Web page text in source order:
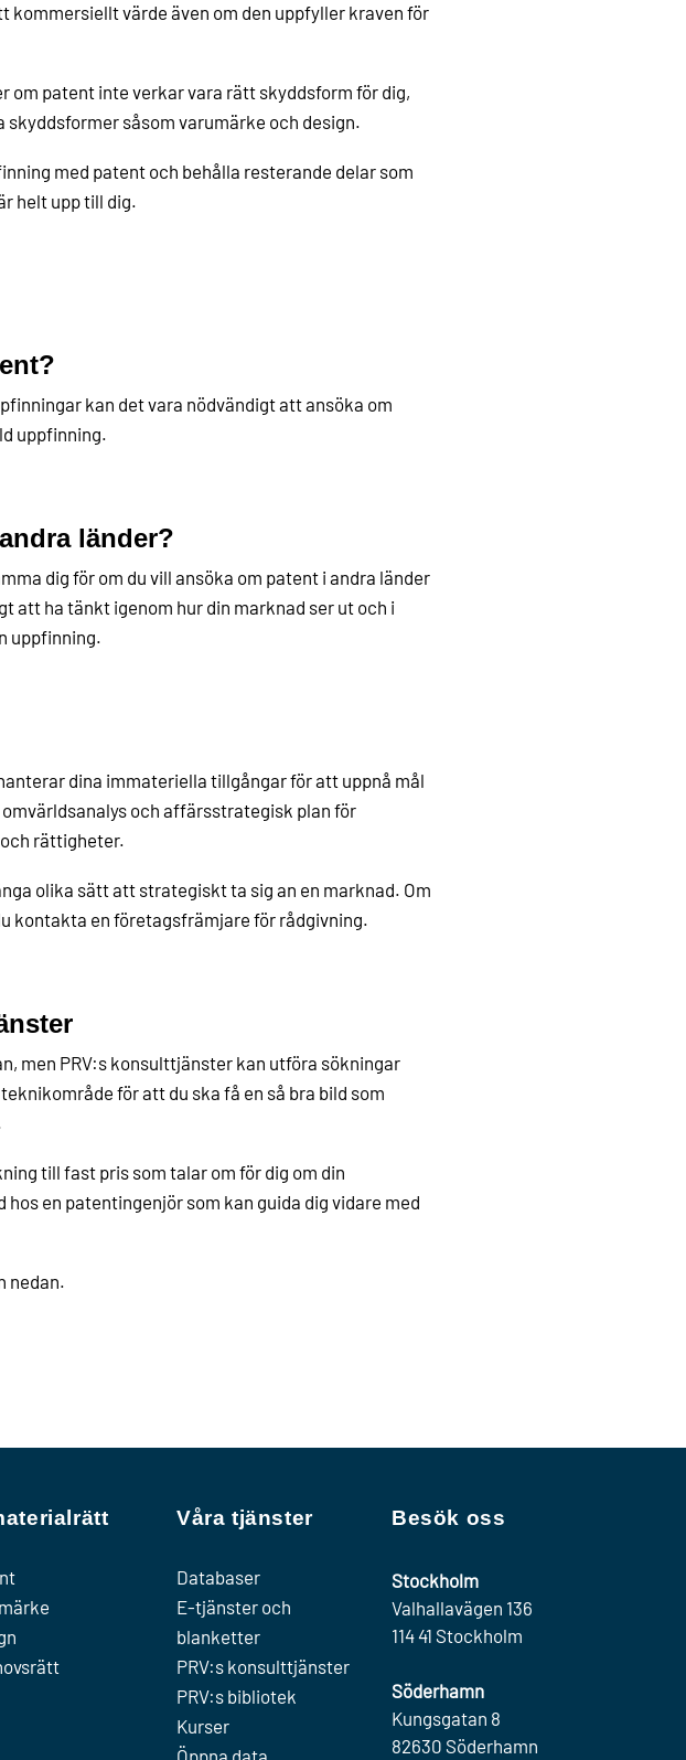
värde även om den uppfyller kraven för
om patent inte verkar vara rätt skyddsform för dig,
såsom varumärke och design.
med patent och behålla resterande delar som
helt upp till dig.
kan det vara nödvändigt att ansöka om
uppfinning.
länder?
dig för om du vill ansöka om patent i andra länder
att ha tänkt igenom hur din marknad ser ut och i
uppfinning.
dina immateriella tillgångar för att uppnå mål
och affärsstrategisk plan för
rättigheter.
olika sätt att strategiskt ta sig an en marknad. Om
kontakta en företagsfrämjare för rådgivning.
men PRV:s konsulttjänster kan utföra sökningar
för att du ska få en så bra bild som
till fast pris som talar om för dig om din
en patentingenjör som kan guida dig vidare med
nedan.
Våra tjänster
Databaser
E-tjänster och
blanketter
PRV:s konsulttjänster
PRV:s bibliotek
Kurser
Öppna data
Besök oss
Stockholm
Valhallavägen 136
114 41 Stockholm
Söderhamn
Kungsgatan 8
82630 Söderhamn